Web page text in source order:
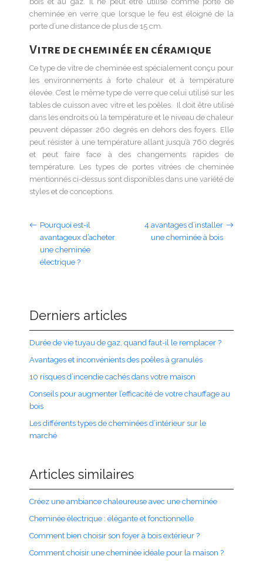
cheminée en verre que lorsque le feu est éloigné de la
porte d’une distance de plus de 15 cm.
Vitre de cheminée en céramique
Ce type de vitre de cheminée est spécialement conçu pour
les environnements à forte chaleur et à température
élevée. C’est le même type de verre que celui utilisé sur les
tables de cuisson avec vitre et les poêles. Il doit être utilisé
dans les endroits où la température et le niveau de chaleur
peuvent dépasser 260 degrés en dehors des foyers. Elle
peut résister à une température allant jusqu’à 760 degrés
et peut faire face à des changements rapides de
température. Les types de portes vitrées de cheminée
mentionnés ci-dessus sont disponibles dans une variété de
styles et de conceptions.
Pourquoi est-il
avantageux d’acheter
une cheminée
électrique ?
4 avantages d’installer
une cheminée à bois
Derniers articles
Durée de vie tuyau de gaz, quand faut-il le remplacer ?
Avantages et inconvénients des poêles à granulés
10 risques d’incendie cachés dans votre maison
Conseils pour augmenter l’efficacité de votre chauffage au
bois
Les différents types de cheminées d’intérieur sur le
marché
Articles similaires
Créez une ambiance chaleureuse avec une cheminée
Cheminée électrique : élégante et fonctionnelle
Comment bien choisir son foyer à bois extérieur ?
Comment choisir une cheminée idéale pour la maison ?